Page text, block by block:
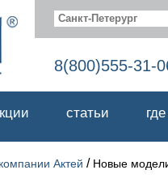
Санкт-Петерург
8(800)555-31-
статьи
Актей / Новые